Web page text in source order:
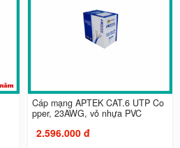
Cáp mạng APTEK CAT.6 UTP Co
pper, 23AWG, vỏ nhựa PVC
2.596.000 đ